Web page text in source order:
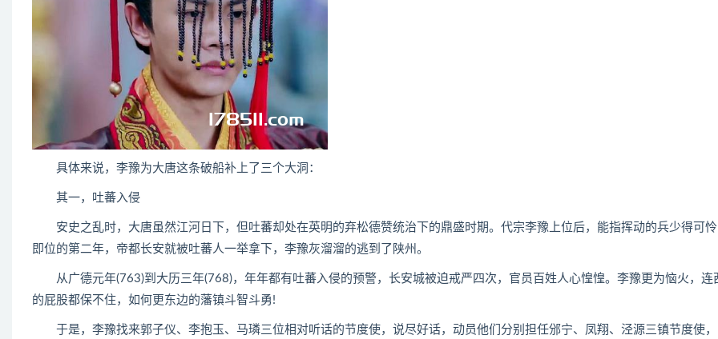
具体来说，李豫为大唐这条破船补上了三个大洞：
其一，吐蕃入侵
安史之乱时，大唐虽然江河日下，但吐蕃却处在英明的弃松德赞统治下的鼎盛时期。代宗李豫上位后，能指挥动的兵少得可怜
即位的第二年，帝都长安就被吐蕃人一举拿下，李豫灰溜溜的逃到了陕州。
从广德元年(763)到大历三年(768)，年年都有吐蕃入侵的预警，长安城被迫戒严四次，官员百姓人心惶惶。李豫更为恼火，连
的屁股都保不住，如何更东边的藩镇斗智斗勇!
于是，李豫找来郭子仪、李抱玉、马璘三位相对听话的节度使，说尽好话，动员他们分别担任邠宁、凤翔、泾源三镇节度使